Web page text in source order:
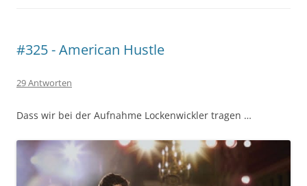
#325 - American Hustle
29 Antworten
Dass wir bei der Aufnahme Lockenwickler tragen …